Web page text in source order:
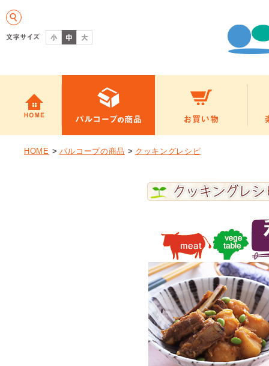
HOME > パルコープの商品 > クッキングレシピ